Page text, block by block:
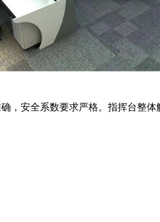
安全系数要求严格。指挥台整